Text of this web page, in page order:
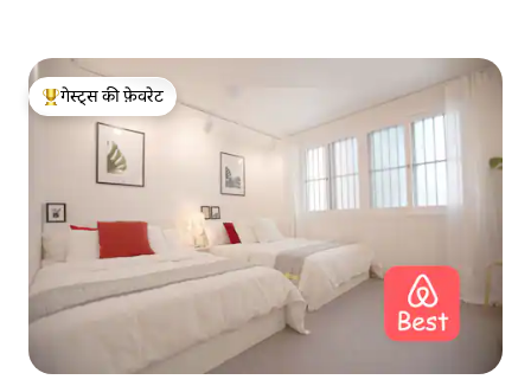
गेस्ट्स का टॉप फ़ेवरेट
गेस्ट्स की फ़ेवरेट